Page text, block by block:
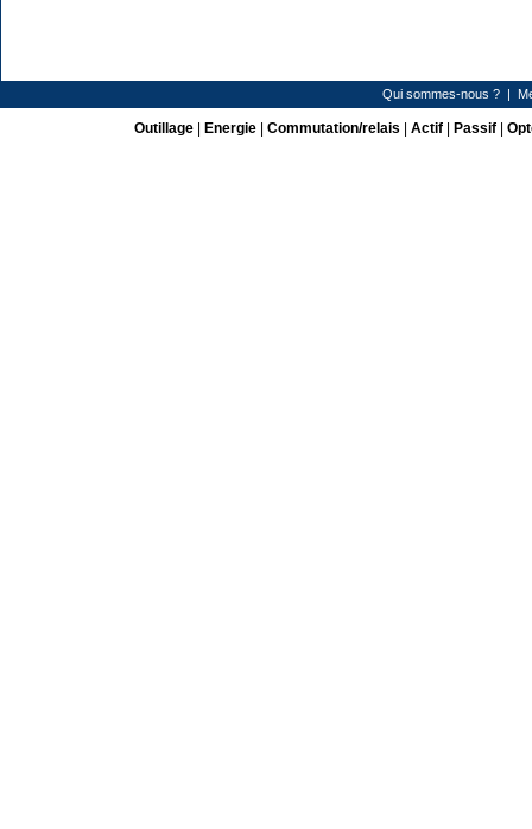
Qui sommes-nous ? |
Outillage| Energie| Commutation/relais Actif| Passif|